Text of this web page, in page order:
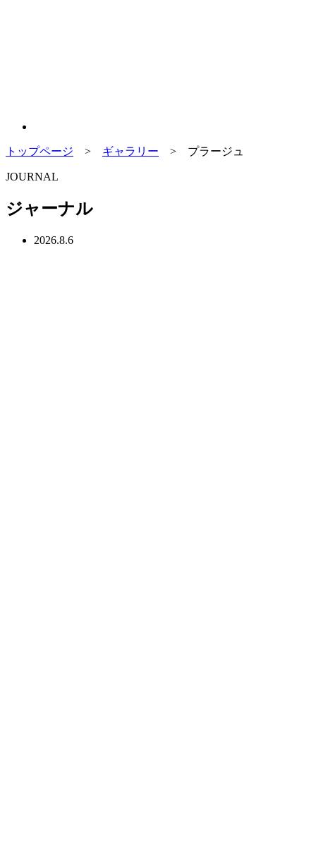
トップページ > ギャラリー > プラージュ
JOURNAL
ジャーナル
2026.8.6